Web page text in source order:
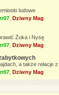
ludowe
Dziwny Mag
Żuka i Nysę
Dziwny Mag
a także relacje z
Dziwny Mag